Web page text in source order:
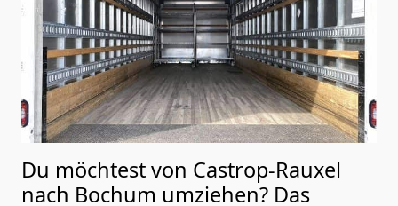
Du möchtest von Castrop-Rauxel
nach Bochum umziehen? Das